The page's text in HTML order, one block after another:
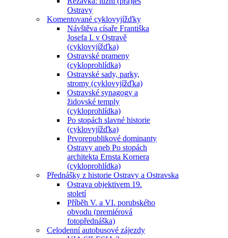
Ostravy
Komentované cyklovyjížďky
Návštěva císaře Františka
Josefa I. v Ostravě
(cyklovyjížďka)
Ostravské prameny
(cykloprohlídka)
Ostravské sady, parky,
stromy (cyklovyjížďka)
Ostravské synagogy a
židovské temply
(cykloprohlídka)
Po stopách slavné historie
(cyklovyjížďka)
Prvorepublikové dominanty
Ostravy aneb Po stopách
architekta Ernsta Kornera
(cykloprohlídka)
Přednášky z historie Ostravy a Ostravska
Ostrava objektivem 19.
století
Příběh V. a VI. porubského
obvodu (premiérová
fotopřednáška)
Celodenní autobusové zájezdy